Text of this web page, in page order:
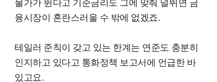
융시장이 혼란스러울 수 밖에 없겠죠.
테일러 준칙이 갖고 있는 한계는 연준도 충분히
인지하고 있다고 통화정책 보고서에 언급한 바
있고요.